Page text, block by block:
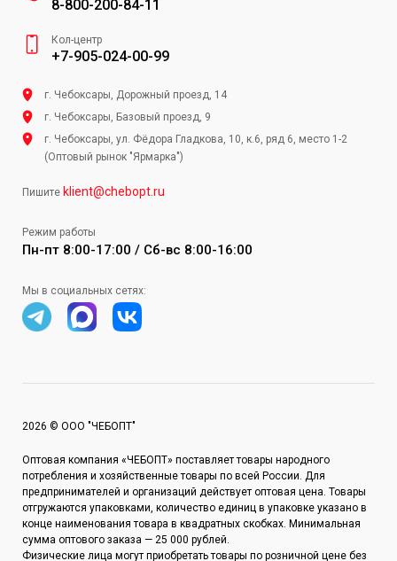
8-800-200-84-11
Кол-центр
+7-905-024-00-99
г. Чебоксары, Дорожный проезд, 14
г. Чебоксары, Базовый проезд, 9
г. Чебоксары, ул. Фёдора Гладкова, 10, к.6, ряд 6, место 1-2
(Оптовый рынок "Ярмарка")
Пишите klient@chebopt.ru
Режим работы
Пн-пт 8:00-17:00 / Сб-вс 8:00-16:00
Мы в социальных сетях:
2026 © ООО "ЧЕБОПТ"
Оптовая компания «ЧЕБОПТ» поставляет товары народного
потребления и хозяйственные товары по всей России. Для
предпринимателей и организаций действует оптовая цена. Товары
отгружаются упаковками, количество единиц в упаковке указано в
конце наименования товара в квадратных скобках. Минимальная
сумма оптового заказа — 25 000 рублей.
Физические лица могут приобретать товары по розничной цене без